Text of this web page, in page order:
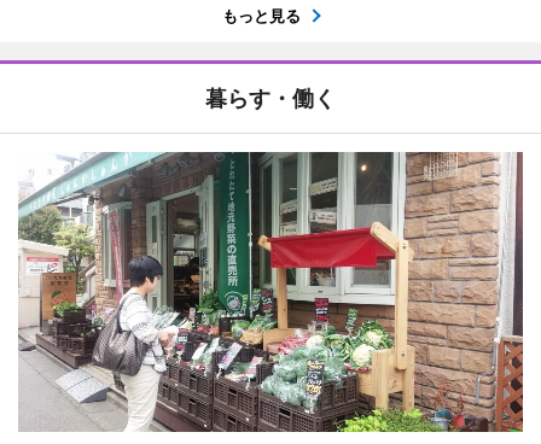
もっと見る
暮らす・働く